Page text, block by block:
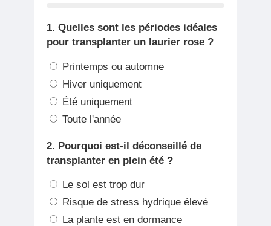
1. Quelles sont les périodes idéales
pour transplanter un laurier rose ?
Printemps ou automne
Hiver uniquement
Été uniquement
Toute l'année
2. Pourquoi est-il déconseillé de
transplanter en plein été ?
Le sol est trop dur
Risque de stress hydrique élevé
La plante est en dormance